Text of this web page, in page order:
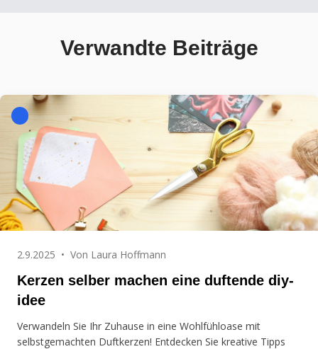
Verwandte Beiträge
2.9.2025 • Von Laura Hoffmann
Kerzen selber machen eine duftende diy-
idee
Verwandeln Sie Ihr Zuhause in eine Wohlfühloase mit
selbstgemachten Duftkerzen! Entdecken Sie kreative Tipps